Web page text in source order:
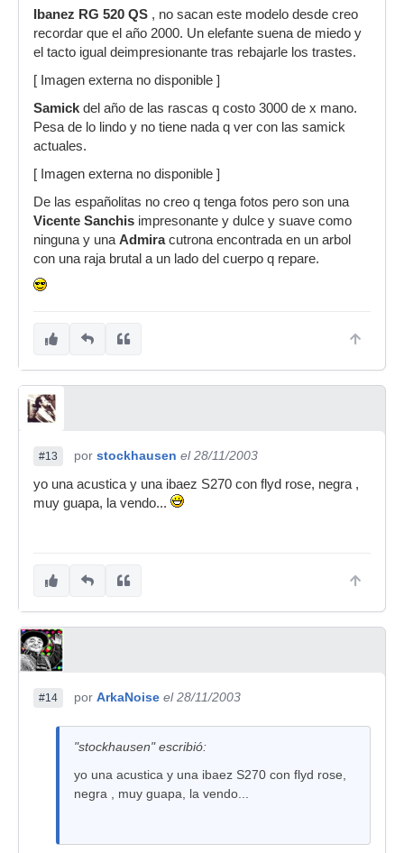
Ibanez RG 520 QS , no sacan este modelo desde creo
recordar que el año 2000. Un elefante suena de miedo y
el tacto igual deimpresionante tras rebajarle los trastes.
[ Imagen externa no disponible ]
Samick del año de las rascas q costo 3000 de x mano.
Pesa de lo lindo y no tiene nada q ver con las samick
actuales.
[ Imagen externa no disponible ]
De las españolitas no creo q tenga fotos pero son una
Vicente Sanchis impresonante y dulce y suave como
ninguna y una Admiracutrona encontrada en un arbol
con una raja brutal a un lado del cuerpo q repare.
#13 por stockhausen el 28/11/2003
yo una acustica y una ibaez S270 con flyd rose, negra ,
muy guapa, la vendo...
#14 por ArkaNoise el 28/11/2003
"stockhausen" escribió:
yo una acustica y una ibaez S270 con flyd rose,
negra , muy guapa, la vendo...